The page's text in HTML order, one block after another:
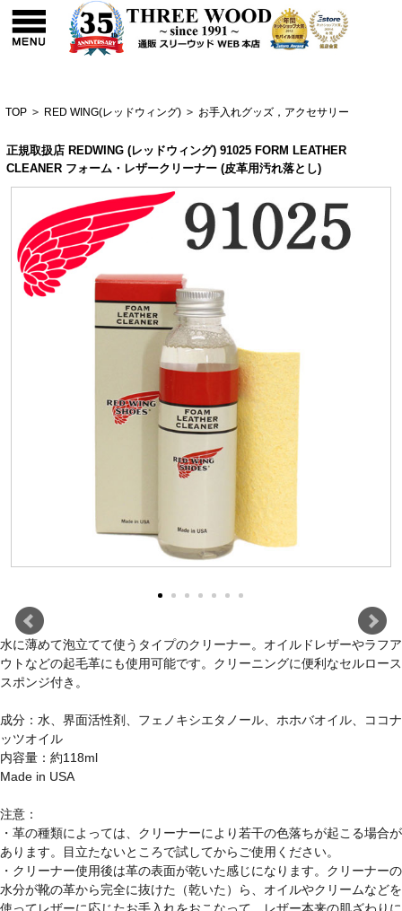
TOP > RED WING(レッドウィング) > お手入れグッズ，アクセサリー
正規取扱店 REDWING (レッドウィング) 91025 FORM LEATHER
CLEANER フォーム・レザークリーナー (皮革用汚れ落とし)
水に薄めて泡立てて使うタイプのクリーナー。オイルドレザーやラフア
ウトなどの起毛革にも使用可能です。クリーニングに便利なセルロース
スポンジ付き。
成分：水、界面活性剤、フェノキシエタノール、ホホバオイル、ココナ
ッツオイル
内容量：約118ml
Made in USA
注意：
・革の種類によっては、クリーナーにより若干の色落ちが起こる場合が
あります。目立たないところで試してからご使用ください。
・クリーナー使用後は革の表面が乾いた感じになります。クリーナーの
水分が靴の革から完全に抜けた（乾いた）ら、オイルやクリームなどを